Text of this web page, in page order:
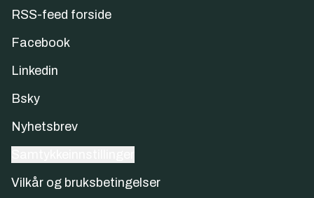
RSS-feed forside
Facebook
Linkedin
Bsky
Nyhetsbrev
Vilkår og bruksbetingelser